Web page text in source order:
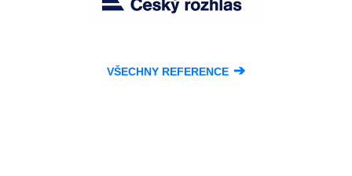
VŠECHNY REFERENCE ➔